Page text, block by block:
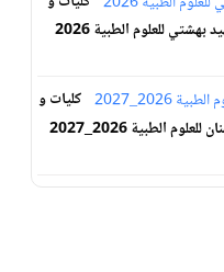
للعلوم الطبية 2026
كليات و
الطبية 2026_2027